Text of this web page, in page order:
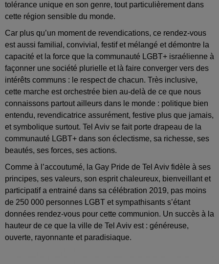
tolérance unique en son genre, tout particulièrement dans
cette région sensible du monde.
Car plus qu’un moment de revendications, ce rendez-vous
est aussi familial, convivial, festif et mélangé et démontre la
capacité et la force que la communauté LGBT+ israélienne à
façonner une société plurielle et là faire converger vers des
intérêts communs : le respect de chacun. Très inclusive,
cette marche est orchestrée bien au-delà de ce que nous
connaissons partout ailleurs dans le monde : politique bien
entendu, revendicatrice assurément, festive plus que jamais,
et symbolique surtout. Tel Aviv se fait porte drapeau de la
communauté LGBT+ dans son éclectisme, sa richesse, ses
beautés, ses forces, ses actions.
Comme à l’accoutumé, la Gay Pride de Tel Aviv fidèle à ses
principes, ses valeurs, son esprit chaleureux, bienveillant et
participatif a entrainé dans sa célébration 2019, pas moins
de 250 000 personnes LGBT et sympathisants s’étant
données rendez-vous pour cette communion. Un succès à la
hauteur de ce que la ville de Tel Aviv est : généreuse,
ouverte, rayonnante et paradisiaque.